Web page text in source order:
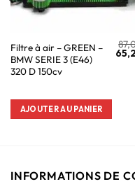
Filtre à air – GREEN –
BMW SERIE 3 (E46)
320 D 150cv
AJOUTER AU PANIER
INFORMATIONS DE